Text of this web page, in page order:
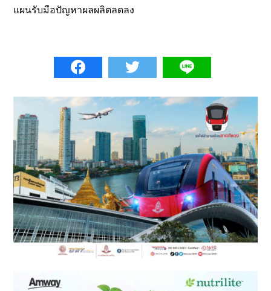
แผนรับมือปัญหาผลผลิตลดลง